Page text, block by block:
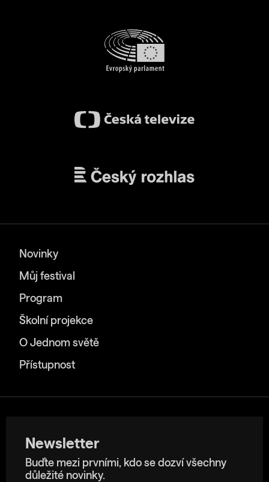
Novinky
Můj festival
Program
Školní projekce
O Jednom světě
Přístupnost
Newsletter
Buďte mezi prvními, kdo se dozví všechny
důležité novinky.